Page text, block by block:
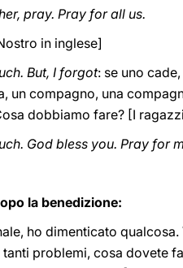
pray. Pray for all us.
in inglese]
But, I forgot: se uno
un compagno, una
dobbiamo fare? [I
God bless you. Pray for
la benedizione:
ho dimenticato
problemi, cosa dovete